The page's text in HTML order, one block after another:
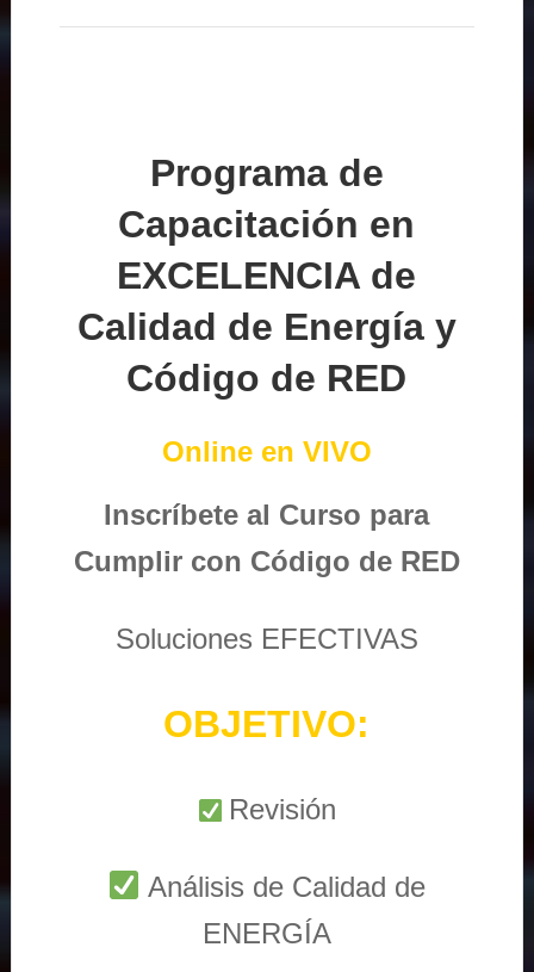
Programa de
Capacitación en
EXCELENCIA de
Calidad de Energía y
Código de RED
Online en VIVO
Inscríbete al Curso para
Cumplir con Código de RED
Soluciones EFECTIVAS
OBJETIVO:
Revisión
Análisis de Calidad de
ENERGÍA